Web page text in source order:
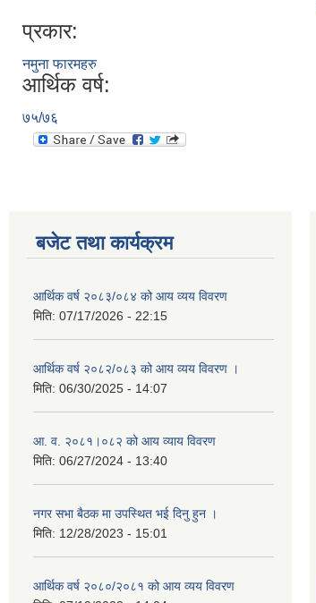
प्रकार:
नमुना फारमहरु
आर्थिक वर्ष:
७५/७६
बजेट तथा कार्यक्रम
आर्थिक वर्ष २०८३/०८४ को आय व्यय विवरण
मिति: 07/17/2026 - 22:15
आर्थिक वर्ष २०८२/०८३ को आय व्यय विवरण ।
मिति: 06/30/2025 - 14:07
आ. व. २०८१।०८२ को आय व्याय विवरण
मिति: 06/27/2024 - 13:40
नगर सभा बैठक मा उपस्थित भई दिनु हुन ।
मिति: 12/28/2023 - 15:01
आर्थिक वर्ष २०८०/२०८१ को आय व्यय विवरण